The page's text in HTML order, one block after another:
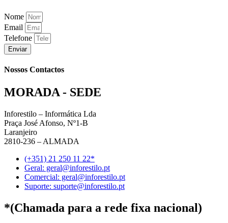
Nome
Email
Telefone
Enviar
Nossos Contactos
MORADA - SEDE
Inforestilo – Informática Lda
Praça José Afonso, Nº1-B
Laranjeiro
2810-236 – ALMADA
(+351) 21 250 11 22*
Geral: geral@inforestilo.pt
Comercial: geral@inforestilo.pt
Suporte: suporte@inforestilo.pt
*(Chamada para a rede fixa nacional)